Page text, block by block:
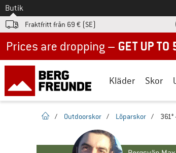
Till
Butik
Fraktfritt från 69 € (SE)
Kläder Skor
Hemsida
/ Outdoorskor / Löparskor /